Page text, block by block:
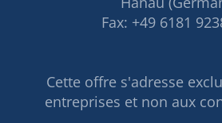
Fax: +49 6181
Cette offre s'adresse
entreprises et non aux